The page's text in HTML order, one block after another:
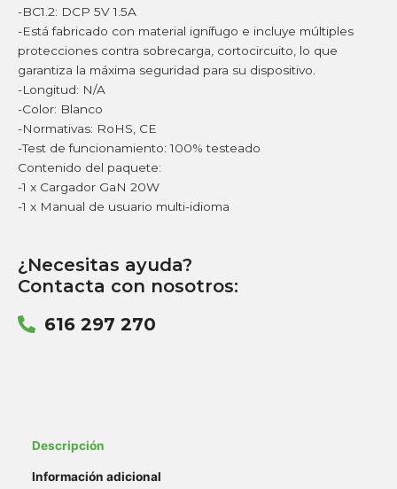
-BC1.2: DCP 5V 1.5A
-Está fabricado con material ignífugo e incluye múltiples
protecciones contra sobrecarga, cortocircuito, lo que
garantiza la máxima seguridad para su dispositivo.
-Longitud: N/A
-Color: Blanco
-Normativas: RoHS, CE
-Test de funcionamiento: 100% testeado
Contenido del paquete:
-1 x Cargador GaN 20W
-1 x Manual de usuario multi-idioma
¿Necesitas ayuda?
Contacta con nosotros:
616 297 270
Descripción
Información adicional